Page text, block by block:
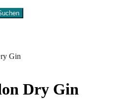
Gin
Dry Gin